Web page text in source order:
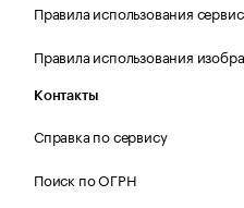
Правила использования
Правила использования
Контакты
Справка по сервису
Поиск по ОГРН